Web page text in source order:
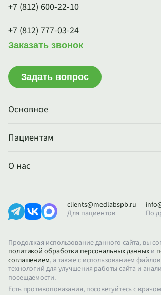
Основное
Пациентам
О нас
+7 (812) 600-22-10
+7 (812) 777-03-24
Заказать звонок
Задать вопрос
Продолжая использование данного сайта, вы
политикой обработки персональных данных и
соглашением, а также с использованием
технологий для улучшения работы сайта и
посещаемости.
Есть противопоказания, посоветуйтесь с
clients@medlabspb.ru
Для пациентов
По